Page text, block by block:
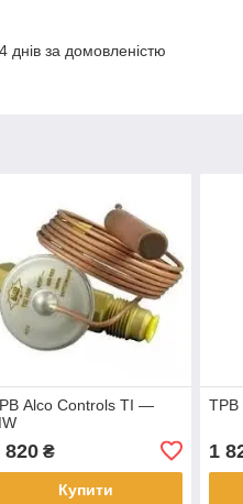
за домовленістю
Alco Controls ТІ —
820₴
Купити
ТРВ
1